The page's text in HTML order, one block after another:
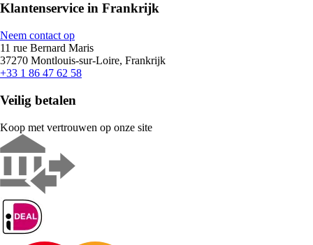
Klantenservice in Frankrijk
Neem contact op
11 rue Bernard Maris
37270 Montlouis-sur-Loire, Frankrijk
+33 1 86 47 62 58
Veilig betalen
Koop met vertrouwen op onze site